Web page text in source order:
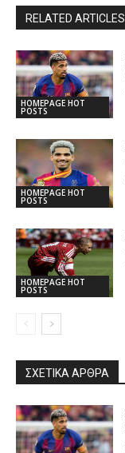
RELATED ARTICLES
HOMEPAGE HOT
POSTS
HOMEPAGE HOT
POSTS
HOMEPAGE HOT
POSTS
ΣΧΕΤΙΚΆ ΆΡΘΡΑ